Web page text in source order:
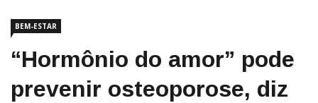
BEM-ESTAR
“Hormônio do amor” pode
prevenir osteoporose, diz